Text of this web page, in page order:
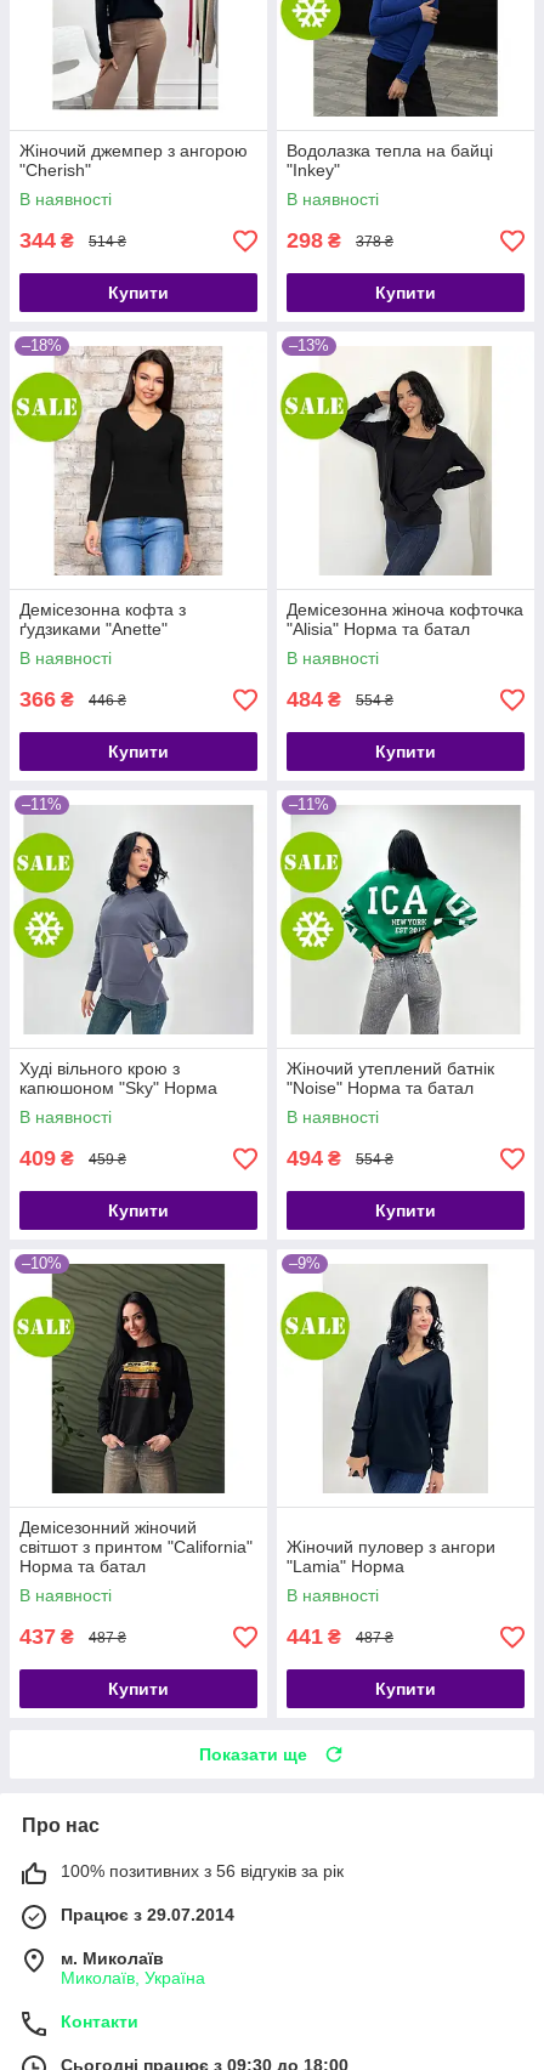
Жіночий джемпер з ангорою
"Cherish"
В наявності
344 ₴ 514 ₴
Купити
Водолазка тепла на байці
"Inkey"
В наявності
298 ₴ 378 ₴
Купити
–18%
Демісезонна кофта з
ґудзиками "Anette"
В наявності
366 ₴ 446 ₴
Купити
–13%
Демісезонна жіноча кофточка
"Alisia" Норма та батал
В наявності
484 ₴ 554 ₴
Купити
–11%
Худі вільного крою з
капюшоном "Sky" Норма
В наявності
409 ₴ 459 ₴
Купити
–11%
Жіночий утеплений батнік
"Noise" Норма та батал
В наявності
494 ₴ 554 ₴
Купити
–10%
Демісезонний жіночий
світшот з принтом "California"
Норма та батал
В наявності
437 ₴ 487 ₴
Купити
–9%
Жіночий пуловер з ангори
"Lamia" Норма
В наявності
441 ₴ 487 ₴
Купити
Показати ще
Про нас
100% позитивних з 56 відгуків за рік
Працює з 29.07.2014
м. Миколаїв
Миколаїв, Україна
Контакти
Сьогодні працює з 09:30 до 18:00